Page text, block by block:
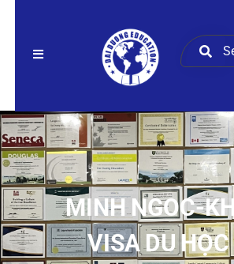
MINH NGOC-
VISA DU